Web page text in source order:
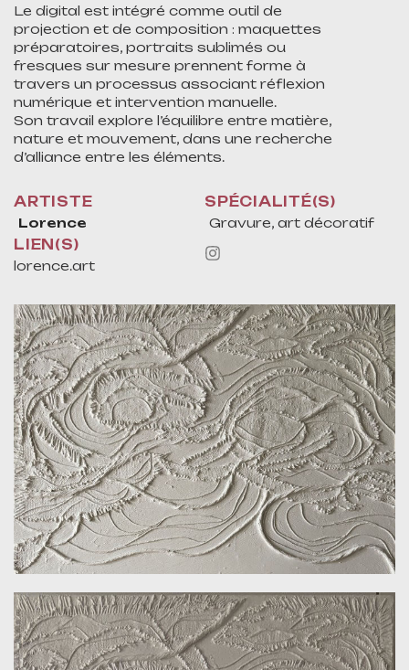
Le digital est intégré comme outil de
projection et de composition : maquettes
préparatoires, portraits sublimés ou
fresques sur mesure prennent forme à
travers un processus associant réflexion
numérique et intervention manuelle.
Son travail explore l’équilibre entre matière,
nature et mouvement, dans une recherche
d’alliance entre les éléments.
ARTISTE
Lorence
SPÉCIALITÉ(S)
Gravure, art décoratif
LIEN(S)
lorence.art